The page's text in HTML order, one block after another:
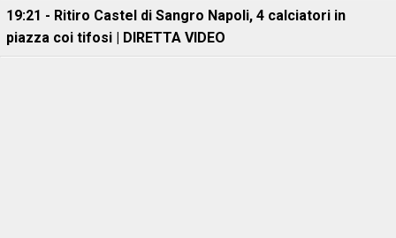
19:21 - Ritiro Castel di Sangro Napoli, 4 calciatori in
piazza coi tifosi | DIRETTA VIDEO